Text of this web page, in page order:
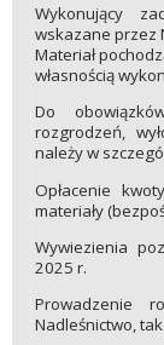
Wykonujący
wskazane przez
Materiał
własnością
Do
rozgrodzeń,
należy w
Opłacenie
materiały
Wywiezienia
2025 r.
Prowadzenie
Nadleśnictwo,